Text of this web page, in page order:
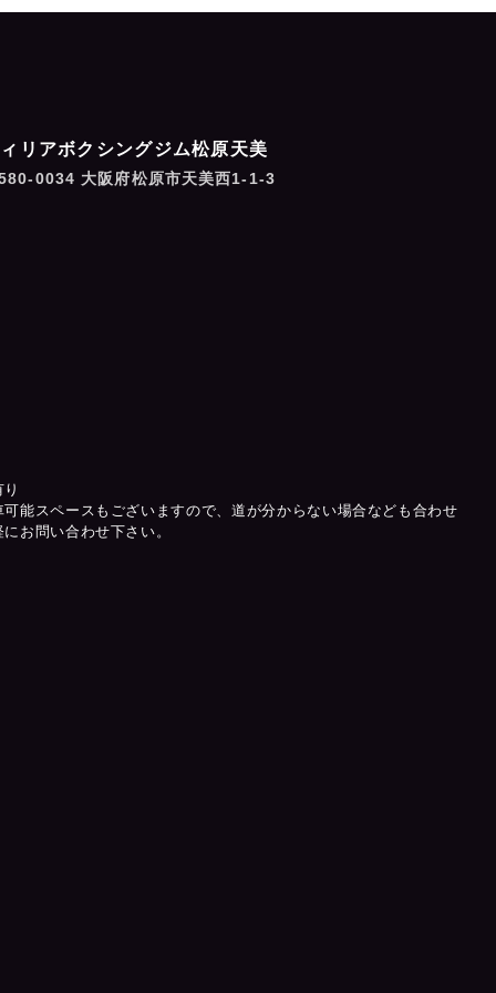
リアボクシングジム松原天美
0034 大阪府松原市天美西1-1-3
可能スペースもございますので、道が分からない場合なども合わせ
お問い合わせ下さい。